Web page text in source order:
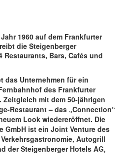
1960 auf dem Frankfurter
die Steigenberger
Restaurants, Bars, Cafés und
das Unternehmen für ein
des Frankfurter
mit dem 50-jährigen
Restaurant – das „Connection“
Look wiedereröffnet. Die
GmbH ist ein Joint Venture des
Autogrill
der Steigenberger Hotels AG,